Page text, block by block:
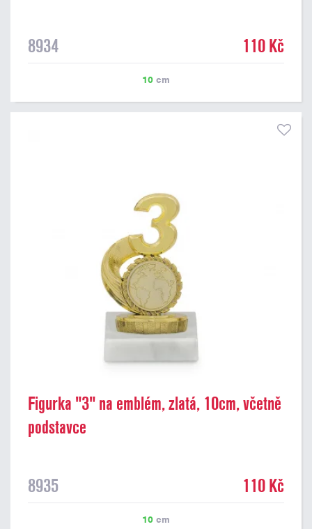
8934 110 Kč
10 cm
Figurka "3" na emblém, zlatá, 10cm, včetně
podstavce
8935 110 Kč
10 cm